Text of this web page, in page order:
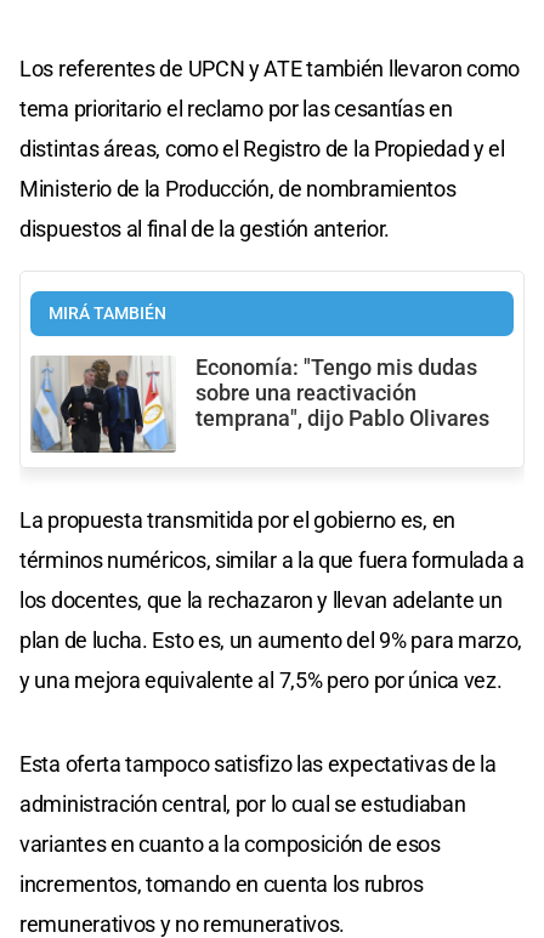
Los referentes de UPCN y ATE también llevaron como
tema prioritario el reclamo por las cesantías en
distintas áreas, como el Registro de la Propiedad y el
Ministerio de la Producción, de nombramientos
dispuestos al final de la gestión anterior.
MIRÁ TAMBIÉN
Economía: "Tengo mis dudas
sobre una reactivación
temprana", dijo Pablo Olivares
La propuesta transmitida por el gobierno es, en
términos numéricos, similar a la que fuera formulada a
los docentes, que la rechazaron y llevan adelante un
plan de lucha. Esto es, un aumento del 9% para marzo,
y una mejora equivalente al 7,5% pero por única vez.
Esta oferta tampoco satisfizo las expectativas de la
administración central, por lo cual se estudiaban
variantes en cuanto a la composición de esos
incrementos, tomando en cuenta los rubros
remunerativos y no remunerativos.